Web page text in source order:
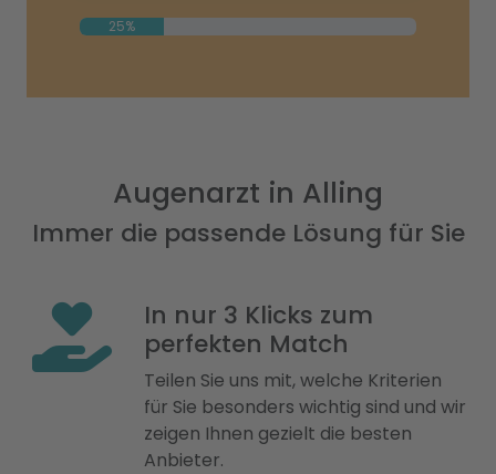
25%
Augenarzt in Alling
Immer die passende Lösung für Sie
In nur 3 Klicks zum
perfekten Match
Teilen Sie uns mit, welche Kriterien
für Sie besonders wichtig sind und wir
zeigen Ihnen gezielt die besten
Anbieter.